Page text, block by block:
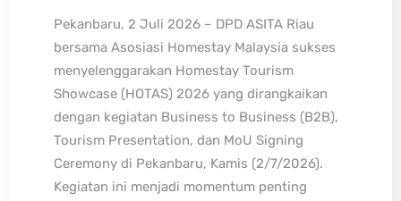
Pekanbaru, 2 Juli 2026 – DPD ASITA Riau
bersama Asosiasi Homestay Malaysia sukses
menyelenggarakan Homestay Tourism
Showcase (HOTAS) 2026 yang dirangkaikan
dengan kegiatan Business to Business (B2B),
Tourism Presentation, dan MoU Signing
Ceremony di Pekanbaru, Kamis (2/7/2026).
Kegiatan ini menjadi momentum penting